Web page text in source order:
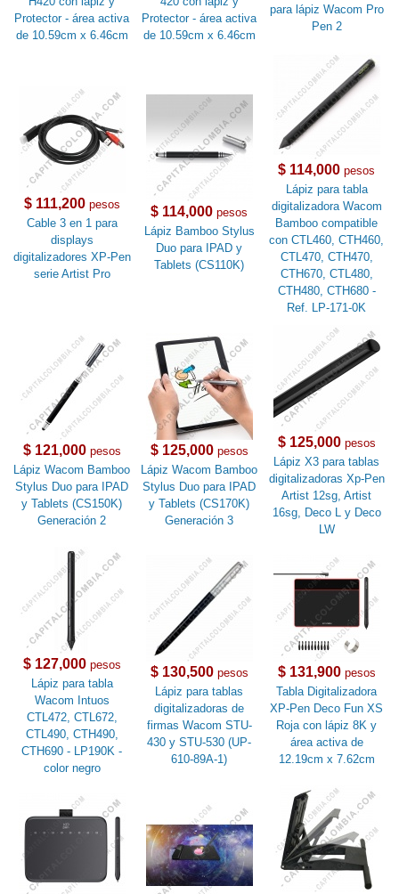
Protector - área activa
de 10.59cm x 6.46cm
Protector - área activa
de 10.59cm x 6.46cm
para lápiz Wacom Pro
Pen 2
$ 111,200pesos
Cable 3 en 1 para
displays
digitalizadores XP-Pen
serie Artist Pro
$ 114,000 pesos
Lápiz Bamboo Stylus
Duo para IPAD y
Tablets (CS110K)
$ 114,000 pesos
Lápiz para tabla
digitalizadora Wacom
Bamboo compatible
con CTL460, CTH460,
CTL470, CTH470,
CTH670, CTL480,
CTH480, CTH680 -
Ref. LP-171-0K
$ 121,000pesos
Lápiz Wacom Bamboo
Stylus Duo para IPAD
y Tablets (CS150K)
Generación 2
$ 125,000pesos
Lápiz Wacom Bamboo
Stylus Duo para IPAD
y Tablets (CS170K)
Generación 3
$ 125,000pesos
Lápiz X3 para tablas
digitalizadoras Xp-Pen
Artist 12sg, Artist
16sg, Deco L y Deco
LW
$ 127,000pesos
Lápiz para tabla
Wacom Intuos
CTL472, CTL672,
CTL490, CTH490,
CTH690 - LP190K -
color negro
$ 130,500pesos
Lápiz para tablas
digitalizadoras de
firmas Wacom STU-
430 y STU-530 (UP-
610-89A-1)
$ 131,900pesos
Tabla Digitalizadora
XP-Pen Deco Fun XS
Roja con lápiz 8K y
área activa de
12.19cm x 7.62cm